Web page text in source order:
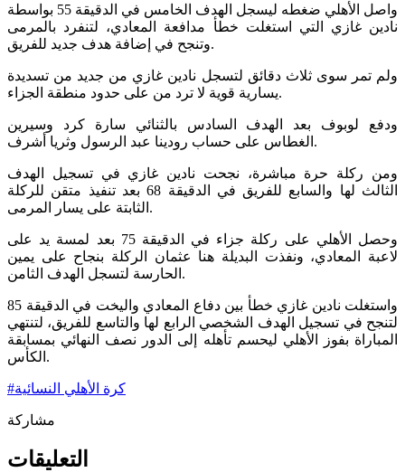
واصل الأهلي ضغطه ليسجل الهدف الخامس في الدقيقة 55 بواسطة
نادين غازي التي استغلت خطأ مدافعة المعادي، لتنفرد بالمرمى
وتنجح في إضافة هدف جديد للفريق.
ولم تمر سوى ثلاث دقائق لتسجل نادين غازي من جديد من تسديدة
يسارية قوية لا ترد من على حدود منطقة الجزاء.
ودفع لوبوف بعد الهدف السادس بالثنائي سارة كرد وسيرين
الغطاس على حساب رودينا عبد الرسول وثريا أشرف.
ومن ركلة حرة مباشرة، نجحت نادين غازي في تسجيل الهدف
الثالث لها والسابع للفريق في الدقيقة 68 بعد تنفيذ متقن للركلة
الثابتة على يسار المرمى.
وحصل الأهلي على ركلة جزاء في الدقيقة 75 بعد لمسة يد على
لاعبة المعادي، ونفذت البديلة هنا عثمان الركلة بنجاح على يمين
الحارسة لتسجل الهدف الثامن.
واستغلت نادين غازي خطأ بين دفاع المعادي واليخت في الدقيقة 85
لتنجح في تسجيل الهدف الشخصي الرابع لها والتاسع للفريق، لتنتهي
المباراة بفوز الأهلي ليحسم تأهله إلى الدور نصف النهائي بمسابقة
الكأس.
#كرة الأهلي النسائية
مشاركة
التعليقات